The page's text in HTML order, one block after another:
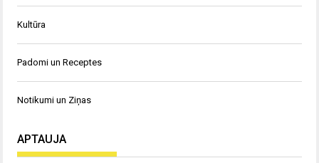
Kultūra
Padomi un Receptes
Notikumi un Ziņas
APTAUJA